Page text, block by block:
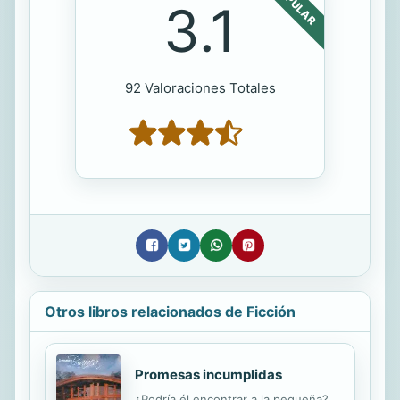
3.1
92 Valoraciones Totales
Otros libros relacionados de Ficción
Promesas incumplidas